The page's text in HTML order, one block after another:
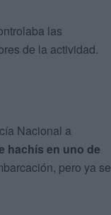
las
de la actividad.
Nacional a
hachís en uno de
pero ya se